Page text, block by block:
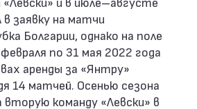
заявку на матчи
Болгарии, однако на поле
по 31 мая 2022 года
аренды за «Янтру»
14 матчей. Осенью сезона
вторую команду «Левски» в